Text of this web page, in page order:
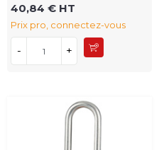
40,84 € HT
Prix pro, connectez-vous
- +